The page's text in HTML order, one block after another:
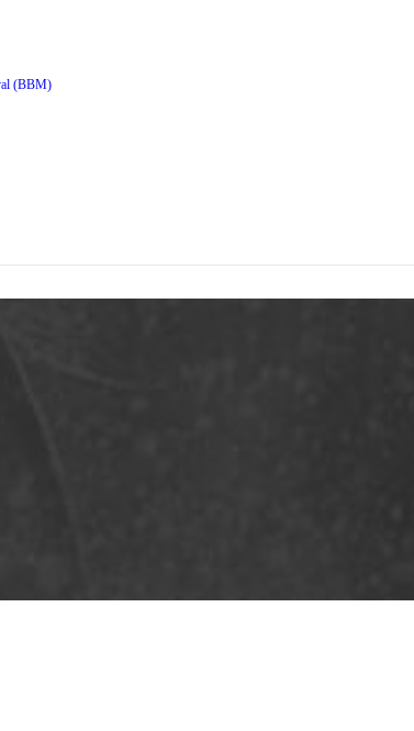
(BBM)